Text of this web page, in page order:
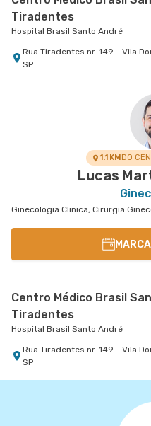
Tiradentes
Hospital Brasil Santo André
Rua Tiradentes nr. 149 - Vila
SP
Rua Doutor Alceu de Campos
Conj. 807 8º Andar - Vila Nova
1.1 KMDO
Lucas
Centro Médico Brasil
Tiradentes
Hospital Brasil Santo André
Rua Tiradentes nr. 149 - Vila
SP